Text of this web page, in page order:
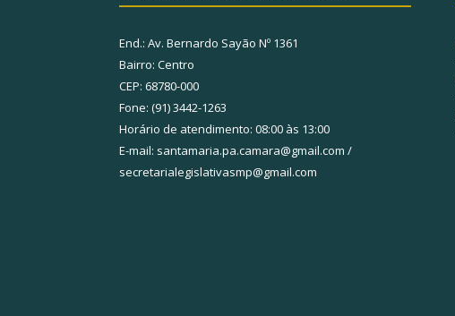
End.: Av. Bernardo Sayão Nº 1361
Bairro: Centro
CEP: 68780-000
Fone: (91) 3442-1263
Horário de atendimento: 08:00 às 13:00
E-mail: santamaria.pa.camara@gmail.com /
secretarialegislativasmp@gmail.com